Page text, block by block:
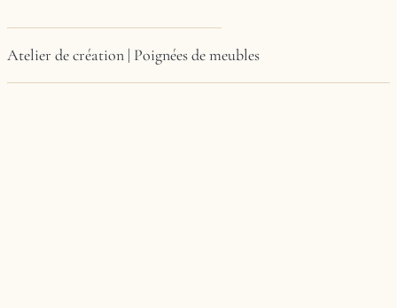
Atelier de création | Poignées de meubles